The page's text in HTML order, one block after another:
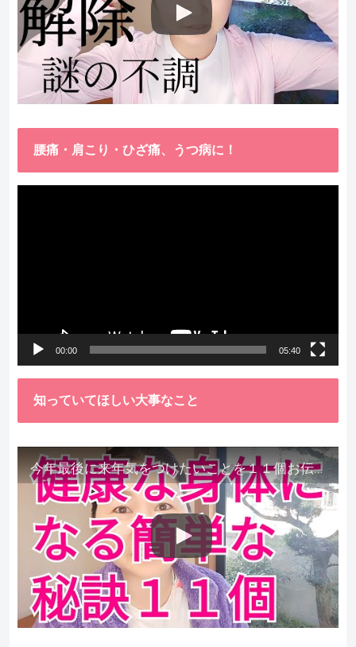
腰痛・肩こり・ひざ痛、うつ病に！
00:00 05:40
知っていてほしい大事なこと
今年最後に来年気をつけたいことを１１個お伝えします。